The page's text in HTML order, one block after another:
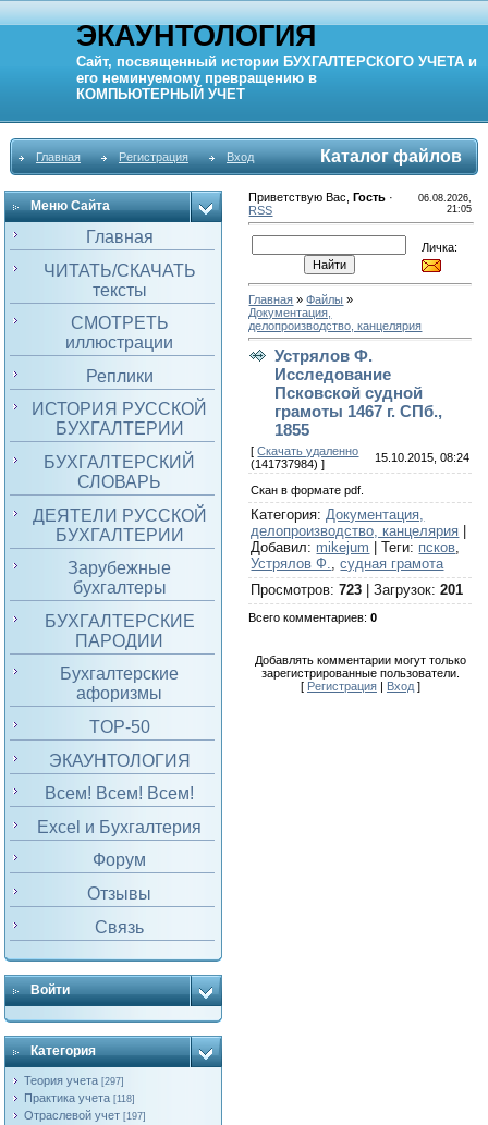
ЭКАУНТОЛОГИЯ
Сайт, посвященный истории БУХГАЛТЕРСКОГО УЧЕТА и
его неминуемому превращению в
КОМПЬЮТЕРНЫЙ УЧЕТ
Главная Регистрация Вход Каталог файлов
Меню Сайта
Главная
ЧИТАТЬ/СКАЧАТЬ
тексты
СМОТРЕТЬ
иллюстрации
Реплики
ИСТОРИЯ РУССКОЙ
БУХГАЛТЕРИИ
БУХГАЛТЕРСКИЙ
СЛОВАРЬ
ДЕЯТЕЛИ РУССКОЙ
БУХГАЛТЕРИИ
Зарубежные
бухгалтеры
БУХГАЛТЕРСКИЕ
ПАРОДИИ
Бухгалтерские
афоризмы
TOP-50
ЭКАУНТОЛОГИЯ
Всем! Всем! Всем!
Excel и Бухгалтерия
Форум
Отзывы
Связь
Войти
Категория
Теория учета [297]
Практика учета [118]
Отраслевой учет [197]
Приветствую Вас ,Гость ·
RSS
06.08.2026,
21:05
Личка:
Главная »Файлы »
Документация,
делопроизводство, канцелярия
Устрялов Ф.
Исследование
Псковской судной
грамоты 1467 г. СПб.,
1855
[Скачать удаленно
(141737984) ]
15.10.2015, 08:24
Скан в формате pdf.
Категория:Документация,
делопроизводство, канцелярия
Добавил: mikejum |Теги: псков,
Устрялов Ф.,судная грамота
Просмотров:723 |Загрузок:201
Всего комментариев:0
Добавлять комментарии могут только
зарегистрированные пользователи.
[ Регистрация| Вход]